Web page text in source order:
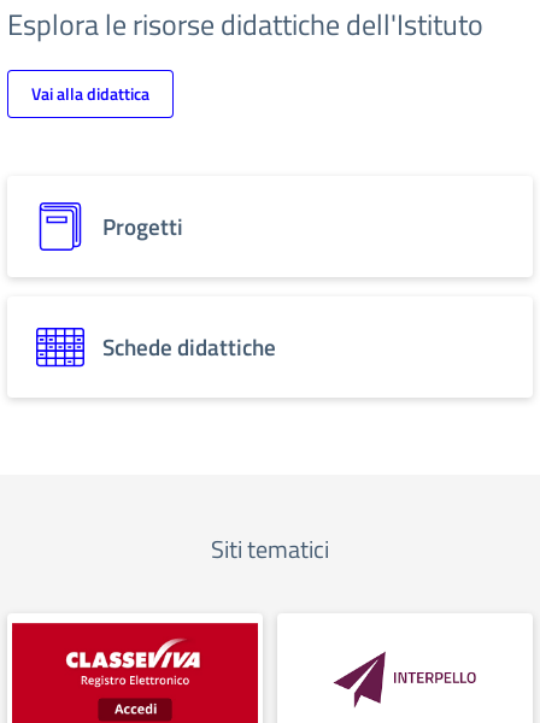
Esplora le risorse didattiche dell'Istituto
Vai alla didattica
Progetti
Schede didattiche
Siti tematici